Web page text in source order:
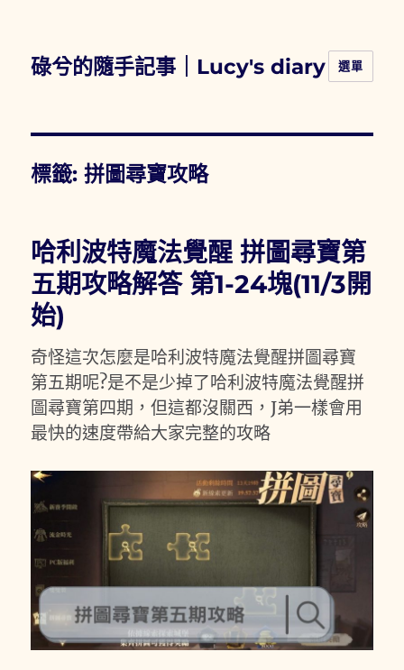
碌兮的隨手記事｜Lucy's diary 選單
標籤:拼圖尋寶攻略
哈利波特魔法覺醒 拼圖尋寶第
五期攻略解答 第1-24塊(11/3開
始)
奇怪這次怎麼是哈利波特魔法覺醒拼圖尋寶
第五期呢?是不是少掉了哈利波特魔法覺醒拼
圖尋寶第四期，但這都沒關西，J弟一樣會用
最快的速度帶給大家完整的攻略